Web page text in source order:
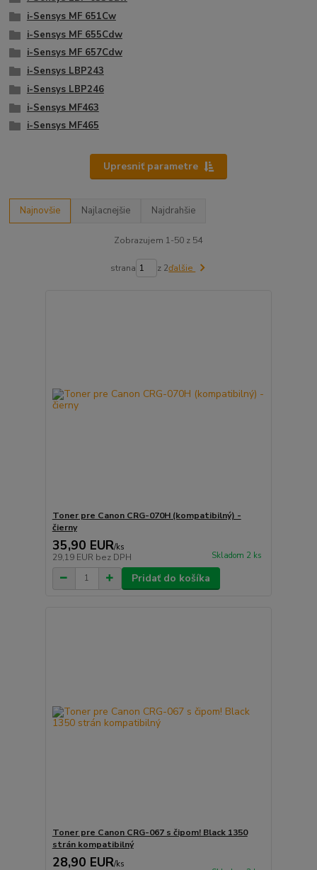
i-Sensys MF 651Cw
i-Sensys MF 655Cdw
i-Sensys MF 657Cdw
i-Sensys LBP243
i-Sensys LBP246
i-Sensys MF463
i-Sensys MF465
Upresniť parametre
Najnovšie Najlacnejšie Najdrahšie
Zobrazujem 1-50 z 54
strana z 2ďalšie
Toner pre Canon CRG-070H (kompatibilný) -
čierny
35,90 EUR/ks
29,19 EUR bez DPH Skladom 2 ks
Pridať do košíka
Toner pre Canon CRG-067 s čipom! Black 1350
strán kompatibilný
28,90 EUR/ks